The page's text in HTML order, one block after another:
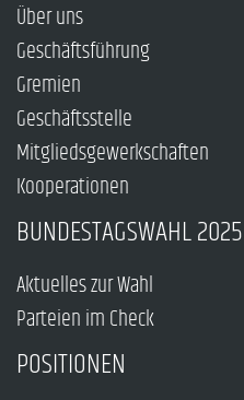
Über uns
Geschäftsführung
Gremien
Geschäftsstelle
Mitgliedsgewerkschaften
Kooperationen
BUNDESTAGSWAHL 2025
Aktuelles zur Wahl
Parteien im Check
POSITIONEN